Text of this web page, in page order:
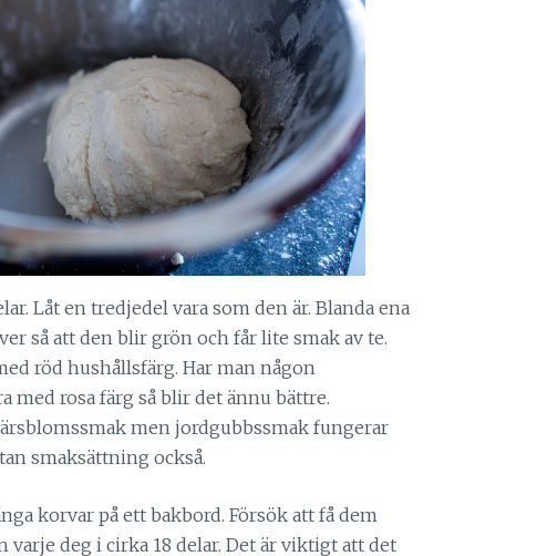
Låt en tredjedel vara som den är. Blanda ena
så att den blir grön och får lite smak av te.
röd hushållsfärg. Har man någon
med rosa färg så blir det ännu bättre.
men jordgubbssmak fungerar
smaksättning också.
korvar på ett bakbord. Försök att få dem
varje deg i cirka 18 delar. Det är viktigt att det